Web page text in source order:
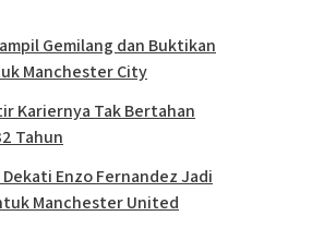
Gemilang dan Buktikan
Manchester City
Kariernya Tak Bertahan
Tahun
Enzo Fernandez Jadi
Manchester United